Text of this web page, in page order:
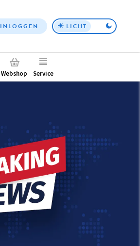
Top
INLOGGEN LICHT
Webshop Service